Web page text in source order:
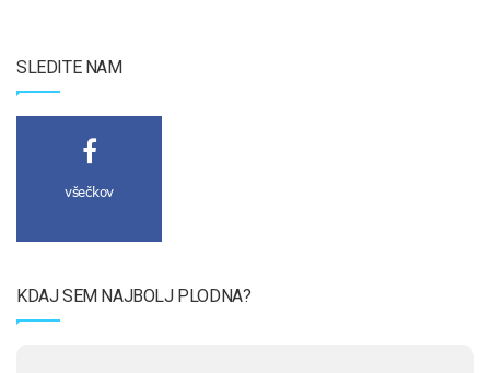
SLEDITE NAM
všečkov
KDAJ SEM NAJBOLJ PLODNA?